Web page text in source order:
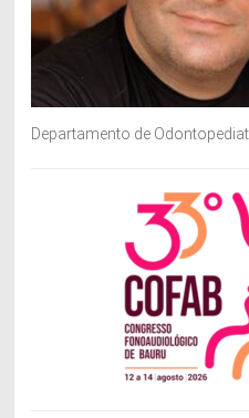
Departamento de